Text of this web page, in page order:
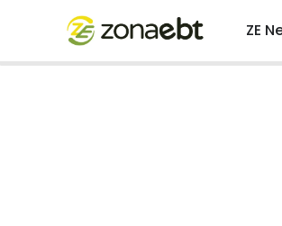
ZE